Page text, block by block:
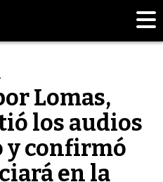
Lomas,
los audios
y confirmó
en la